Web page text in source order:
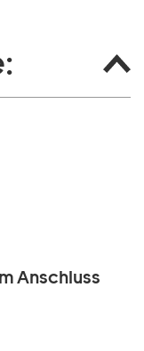
Anschluss